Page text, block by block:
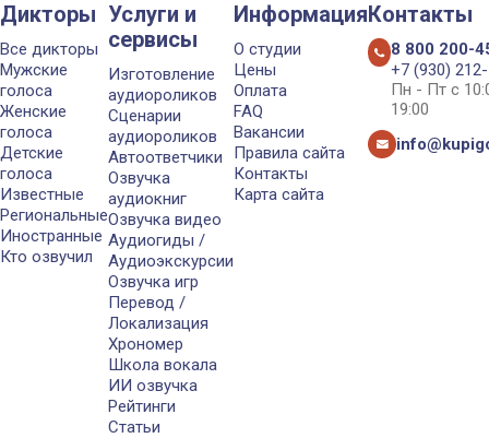
Дикторы
Все дикторы
Мужские
голоса
Женские
голоса
Детские
голоса
Известные
Региональные
Иностранные
Кто озвучил
Услуги и
сервисы
Изготовление
аудиороликов
Сценарии
аудиороликов
Автоответчики
Озвучка
аудиокниг
Озвучка видео
Аудиогиды /
Аудиоэкскурсии
Озвучка игр
Перевод /
Локализация
Хрономер
Школа вокала
ИИ озвучка
Рейтинги
Статьи
Информация
О студии
Цены
Оплата
FAQ
Вакансии
Правила сайта
Контакты
Карта сайта
Контакты
8 800 200-
+7 (930)
Пн - Пт с
19:00